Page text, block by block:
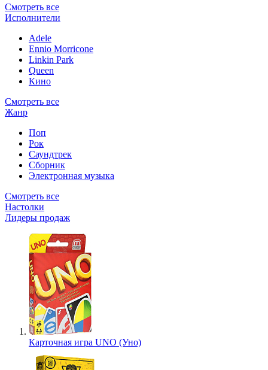
Смотреть все
Исполнители
Adele
Ennio Morricone
Linkin Park
Queen
Кино
Смотреть все
Жанр
Поп
Рок
Саундтрек
Сборник
Электронная музыка
Смотреть все
Настолки
Лидеры продаж
Карточная игра UNO (Уно)